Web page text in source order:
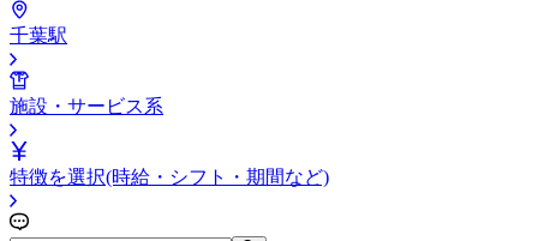
千葉駅
施設・サービス系
特徴を選択(時給・シフト・期間など)